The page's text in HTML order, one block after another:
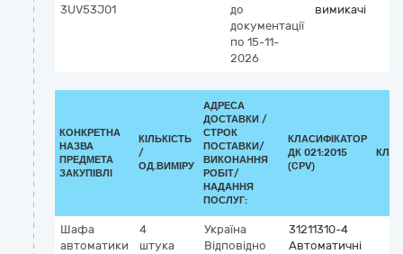
3UV53J01
до
документації
по 15-11-
2026
вимикачі
КОНКРЕТНА
НАЗВА
ПРЕДМЕТА
ЗАКУПІВЛІ
КІЛЬКІСТЬ
/
ОД.ВИМІРУ
АДРЕСА
ДОСТАВКИ /
СТРОК
ПОСТАВКИ/
ВИКОНАННЯ
РОБІТ/
НАДАННЯ
ПОСЛУГ:
КЛАСИФІКАТОР
ДК 021:2015
(CPV)
Шафа
автоматики
4
штука
Україна
Відповідно
31211310-4
Автоматичні